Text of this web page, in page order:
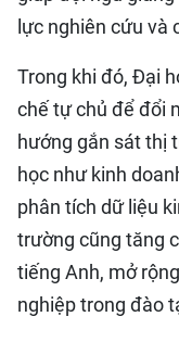
lực nghiên cứu và
Trong khi đó, Đại
chế tự chủ để đổi
hướng gắn sát thị
học như kinh
phân tích dữ liệu
trường cũng tăng
tiếng Anh, mở
nghiệp trong đào